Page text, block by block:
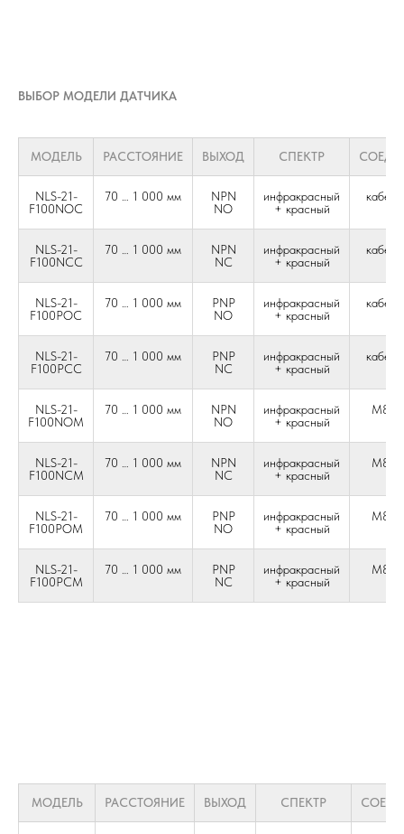
ВЫБОР МОДЕЛИ ДАТЧИКА
МОДЕЛЬ РАССТОЯНИЕ ВЫХОД СПЕКТР
NLS-21-
F100NOC
70 … 1 000 мм
NPN
NO
инфракрасный
+ красный
NLS-21-
F100NCC
70 … 1 000 мм
NPN
NC
инфракрасный
+ красный
NLS-21-
F100POC
70 … 1 000 мм
PNP
NO
инфракрасный
+ красный
NLS-21-
F100PCC
70 … 1 000 мм
PNP
NC
инфракрасный
+ красный
NLS-21-
F100NOM
70 … 1 000 мм
NPN
NO
инфракрасный
+ красный
М8 4-
NLS-21-
F100NCM
70 … 1 000 мм
NPN
NC
инфракрасный
+ красный
М8 4-
NLS-21-
F100POM
70 … 1 000 мм
PNP
NO
инфракрасный
+ красный
М8 4-
NLS-21-
F100PCM
70 … 1 000 мм
PNP
NC
инфракрасный
+ красный
М8 4-
МОДЕЛЬ РАССТОЯНИЕ ВЫХОД СПЕКТР